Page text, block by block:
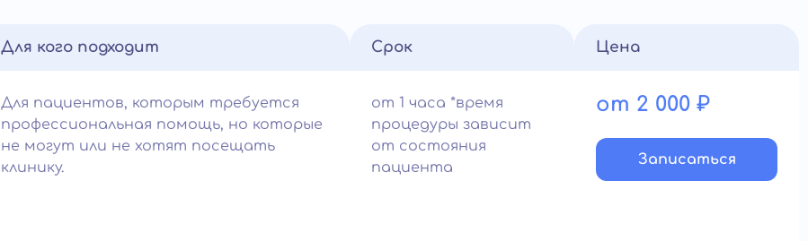
Для кого подходит
Для пациентов, которым требуется
профессиональная помощь, но которые
не могут или не хотят посещать
клинику.
Срок
от 1 часа *время
процедуры зависит
от состояния
пациента
Цена
от 2 000 ₽
Записатьcя